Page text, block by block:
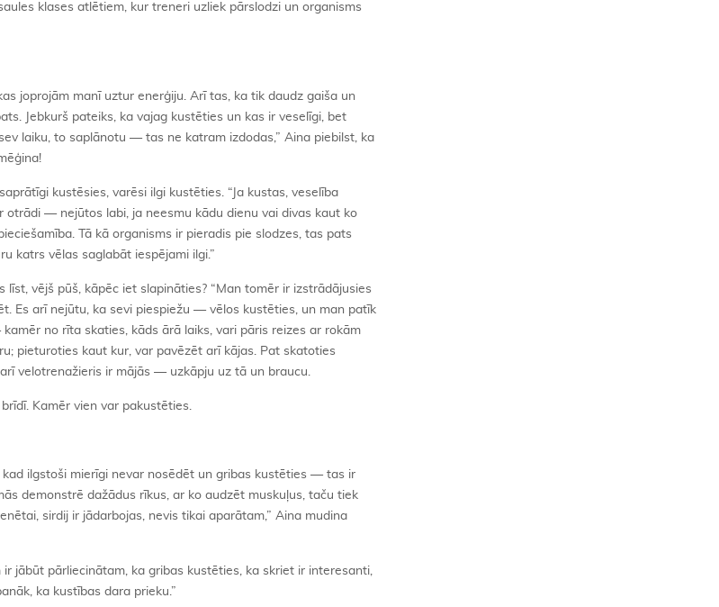
klases atlētiem, kur treneri uzliek pārslodzi un organisms
joprojām manī uztur enerģiju. Arī tas, ka tik daudz gaiša un
Jebkurš pateiks, ka vajag kustēties un kas ir veselīgi, bet
laiku, to saplānotu — tas ne katram izdodas,” Aina piebilst, ka
kustēsies, varēsi ilgi kustēties. “Ja kustas, veselība
otrādi — nejūtos labi, ja neesmu kādu dienu vai divas kaut ko
Tā kā organisms ir pieradis pie slodzes, tas pats
katrs vēlas saglabāt iespējami ilgi.”
vējš pūš, kāpēc iet slapināties? “Man tomēr ir izstrādājusies
Es arī nejūtu, ka sevi piespiežu — vēlos kustēties, un man patīk
no rīta skaties, kāds ārā laiks, vari pāris reizes ar rokām
pieturoties kaut kur, var pavēzēt arī kājas. Pat skatoties
velotrenažieris ir mājās — uzkāpju uz tā un braucu.
Kamēr vien var pakustēties.
ilgstoši mierīgi nevar nosēdēt un gribas kustēties — tas ir
demonstrē dažādus rīkus, ar ko audzēt muskuļus, taču tiek
sirdij ir jādarbojas, nevis tikai aparātam,” Aina mudina
jābūt pārliecinātam, ka gribas kustēties, ka skriet ir interesanti,
ka kustības dara prieku.”